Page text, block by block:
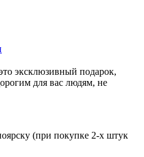
эксклюзивный подарок,
для вас людям, не
(при покупке 2-х штук